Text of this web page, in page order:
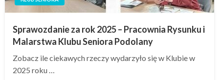
Sprawozdanie za rok 2025 – Pracownia Rysunku i
Malarstwa Klubu Seniora Podolany
Zobacz ile ciekawych rzeczy wydarzyło się w Klubie w
2025 roku …